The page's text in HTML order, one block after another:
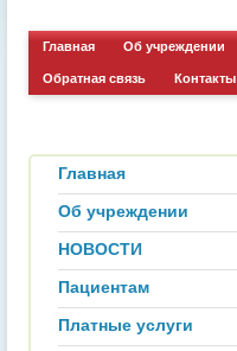
Главная Об учреждении
Обратная связь Контакты
Главная
Об учреждении
НОВОСТИ
Пациентам
Платные услуги